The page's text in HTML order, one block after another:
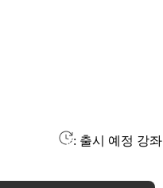
: 출시 예정 강좌